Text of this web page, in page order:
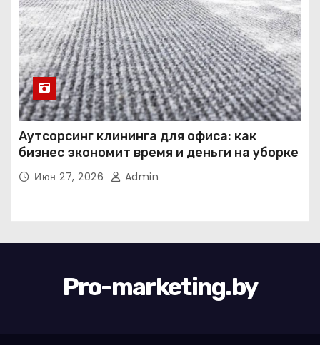
Аутсорсинг клининга для офиса: как
бизнес экономит время и деньги на уборке
Июн 27, 2026 Admin
Pro-marketing.by